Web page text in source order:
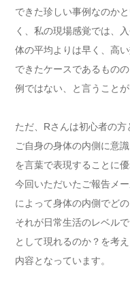
できた珍しい事例なのか
く、私の現場感覚では、
体の平均よりは早く、高
できたケースであるもの
例ではない、と言うことが
ただ、Rさんは初心者の方
ご自身の身体の内側に意
を言葉で表現することに
今回いただいたご報告メ
によって身体の内側でど
それが日常生活のレベル
として現れるのか？を考
内容となっています。